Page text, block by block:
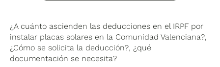
¿A cuánto ascienden las deducciones en el IRPF por
instalar placas solares en la Comunidad Valenciana?,
¿Cómo se solicita la deducción?, ¿qué
documentación se necesita?